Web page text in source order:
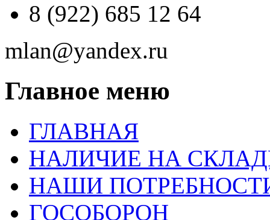
8 (922) 685 12 64
mlan@yandex.ru
Главное меню
ГЛАВНАЯ
НАЛИЧИЕ НА
НАШИ
ГОСОБОРОН